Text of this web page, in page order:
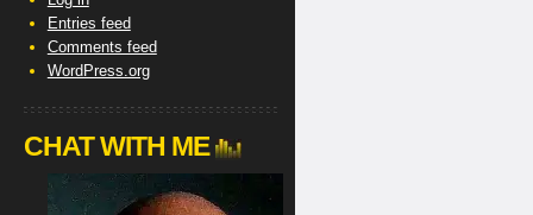
Entries feed
Comments feed
WordPress.org
CHAT WITH ME